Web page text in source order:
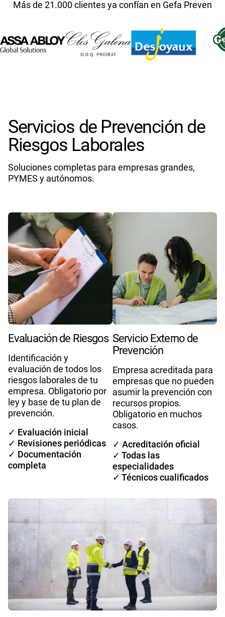
Más de 21.000 clientes ya confían en Gefa Preven
Servicios de Prevención de
Riesgos Laborales
Soluciones completas para empresas grandes,
PYMES y autónomos.
Evaluación de Riesgos
Identificación y
evaluación de todos los
riesgos laborales de tu
empresa. Obligatorio por
ley y base de tu plan de
prevención.
✓ Evaluación inicial
✓ Revisiones periódicas
✓ Documentación
completa
Servicio Externo de
Prevención
Empresa acreditada para
empresas que no pueden
asumir la prevención con
recursos propios.
Obligatorio en muchos
casos.
✓ Acreditación oficial
✓ Todas las
especialidades
✓ Técnicos cualificados